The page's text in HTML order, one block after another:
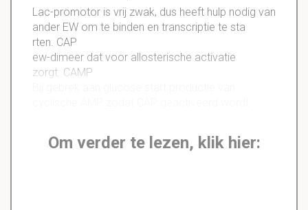
Lac-promotor is vrij zwak, dus heeft hulp nodig van
ander EW om te binden en transcriptie te sta
rten. CAP
ew-dimeer dat voor allosterische activatie
zorgt. CAMP
Om verder te lezen, klik hier: